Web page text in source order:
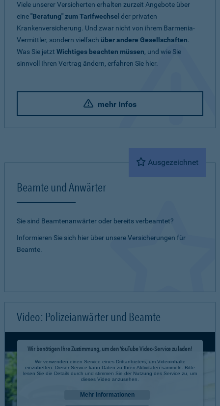
Viele unserer Versicherten erhalten zurzeit Angebote über
eine"Beratung" zum Tarifwechse l der privaten
Krankenversicherung. Und zwar nicht von ihrem Barmenia-
Vermittler, sondern vielfach über andere Gesellschaften.
Was Sie jetzt Wichtiges beachten müssen, und wie Sie
sinnvoll Ihren Vertrag ändern, erfahren Sie hier.
mehr Infos
Ausgezeichnet
Beamte und Anwärter
Sie sind Beamtenanwärter oder bereits verbeamtet?
Informieren Sie sich hier über unsere Versicherungen für
Beamte.
Video: Polizeianwärter und Beamte
Wir benötigen Ihre Zustimmung, um den YouTube Video-Service zu laden!
Wir verwenden einen Service eines Drittanbieters, um Videoinhalte
einzubetten. Dieser Service kann Daten zu Ihren Aktivitäten sammeln. Bitte
lesen Sie die Details durch und stimmen Sie der Nutzung des Service zu, um
dieses Video anzusehen.
Mehr Informationen